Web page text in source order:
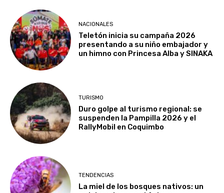
NACIONALES
Teletón inicia su campaña 2026
presentando a su niño embajador y
un himno con Princesa Alba y SINAKA
TURISMO
Duro golpe al turismo regional: se
suspenden la Pampilla 2026 y el
RallyMobil en Coquimbo
TENDENCIAS
La miel de los bosques nativos: un